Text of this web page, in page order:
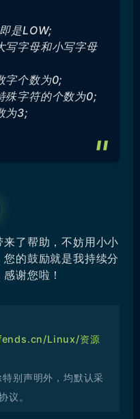
是LOW;
写字母和小写字母
字个数为0;
殊字符的个数为0;
为3;
了帮助，不妨用小小
的鼓励就是我持续分
谢您啦！
Linux/资源
别声明外，均默认采
议。